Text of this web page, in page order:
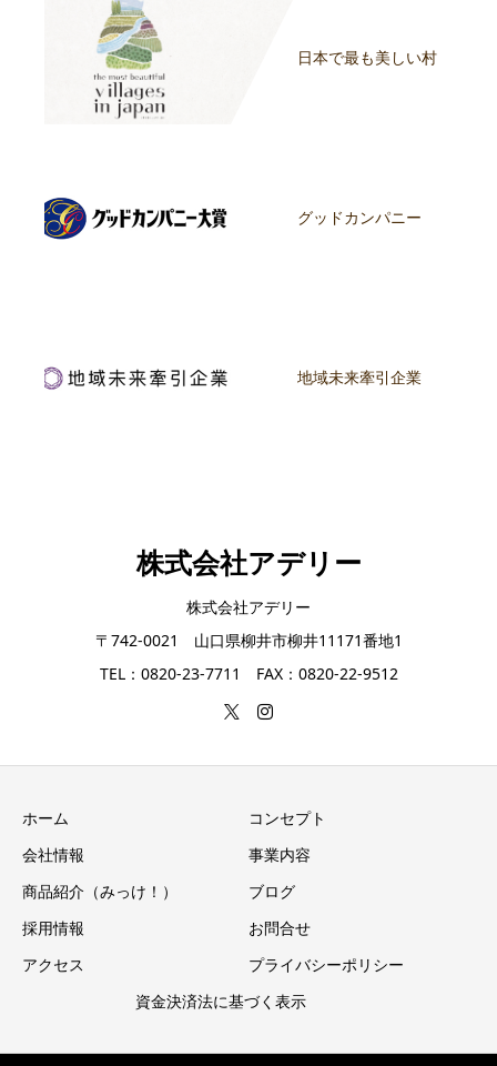
日本で最も美しい村
グッドカンパニー
地域未来牽引企業
株式会社アデリー
株式会社アデリー
〒742-0021 山口県柳井市柳井11171番地1
TEL：0820-23-7711 FAX：0820-22-9512
ホーム
コンセプト
会社情報
事業内容
商品紹介（みっけ！）
ブログ
採用情報
お問合せ
アクセス
プライバシーポリシー
資金決済法に基づく表示